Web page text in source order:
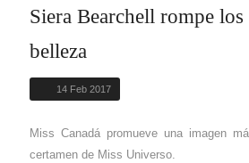
Siera Bearchell rompe los
belleza
14 Feb 2017
Miss Canadá promueve una imagen
certamen de Miss Universo.